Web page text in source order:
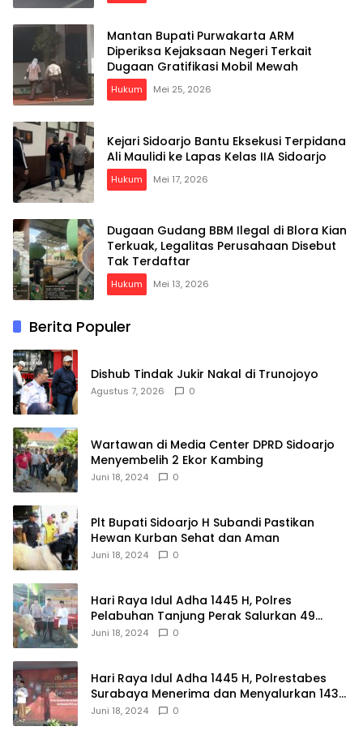
Mantan Bupati Purwakarta ARM
Diperiksa Kejaksaan Negeri Terkait
Dugaan Gratifikasi Mobil Mewah
Hukum Mei 25, 2026
Kejari Sidoarjo Bantu Eksekusi Terpidana
Ali Maulidi ke Lapas Kelas IIA Sidoarjo
Hukum Mei 17, 2026
Dugaan Gudang BBM Ilegal di Blora Kian
Terkuak, Legalitas Perusahaan Disebut
Tak Terdaftar
Hukum Mei 13, 2026
Berita Populer
Dishub Tindak Jukir Nakal di Trunojoyo
Agustus 7, 2026 0
Wartawan di Media Center DPRD Sidoarjo
Menyembelih 2 Ekor Kambing
Juni 18, 2024 0
Plt Bupati Sidoarjo H Subandi Pastikan
Hewan Kurban Sehat dan Aman
Juni 18, 2024 0
Hari Raya Idul Adha 1445 H, Polres
Pelabuhan Tanjung Perak Salurkan 49
Hewan Korban.
Juni 18, 2024 0
Hari Raya Idul Adha 1445 H, Polrestabes
Surabaya Menerima dan Menyalurkan 143
Hewan Kurban
Juni 18, 2024 0